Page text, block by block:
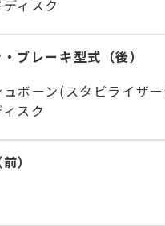
ィスク
ブレーキ型式（後）
ボーン(スタビライザ
スク
）